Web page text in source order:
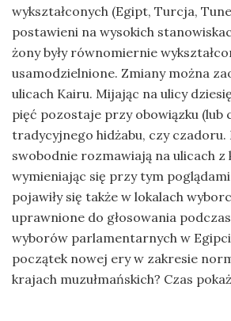
wykształconych (Egipt, Turcja,
postawieni na wysokich
żony były równomiernie
usamodzielnione. Zmiany można
ulicach Kairu. Mijając na ulicy
pięć pozostaje przy obowiązku (lub
tradycyjnego hidżabu, czy czadoru.
swobodnie rozmawiają na ulicach z
wymieniając się przy tym
pojawiły się także w lokalach
uprawnione do głosowania
wyborów parlamentarnych w
początek nowej ery w zakresie
krajach muzułmańskich? Czas